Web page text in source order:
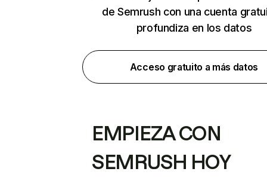
de Semrush con una cuenta
profundiza en los datos
Acceso gratuito a más datos
EMPIEZA CON
SEMRUSH HOY